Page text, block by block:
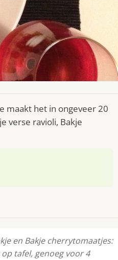
maakt het in ongeveer 20
verse ravioli, Bakje
en Bakje cherrytomaatjes:
tafel, genoeg voor 4